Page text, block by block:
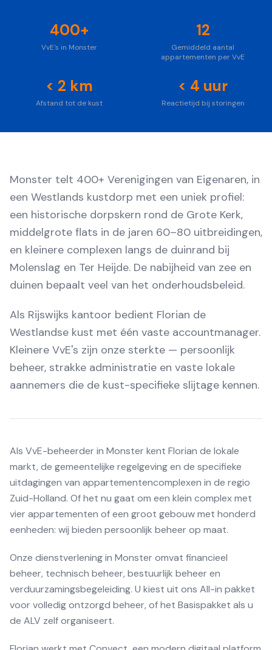
400+
VvE's in Monster
12
Gemiddeld aantal
appartementen per VvE
< 2 km
Afstand tot de kust
< 4 uur
Reactietijd bij storingen
Monster telt 400+ Verenigingen van Eigenaren, in
een Westlands kustdorp met een uniek profiel:
een historische dorpskern rond de Grote Kerk,
middelgrote flats in de jaren 60–80 uitbreidingen,
en kleinere complexen langs de duinrand bij
Molenslag en Ter Heijde. De nabijheid van zee en
duinen bepaalt veel van het onderhoudsbeleid.
Als Rijswijks kantoor bedient Florian de
Westlandse kust met één vaste accountmanager.
Kleinere VvE's zijn onze sterkte — persoonlijk
beheer, strakke administratie en vaste lokale
aannemers die de kust-specifieke slijtage kennen.
Als VvE-beheerder in Monster kent Florian de lokale
markt, de gemeentelijke regelgeving en de specifieke
uitdagingen van appartementencomplexen in de regio
Zuid-Holland. Of het nu gaat om een klein complex met
vier appartementen of een groot gebouw met honderd
eenheden: wij bieden persoonlijk beheer op maat.
Onze dienstverlening in Monster omvat financieel
beheer, technisch beheer, bestuurlijk beheer en
verduurzamingsbegeleiding. U kiest uit ons All-in pakket
voor volledig ontzorgd beheer, of het Basispakket als u
de ALV zelf organiseert.